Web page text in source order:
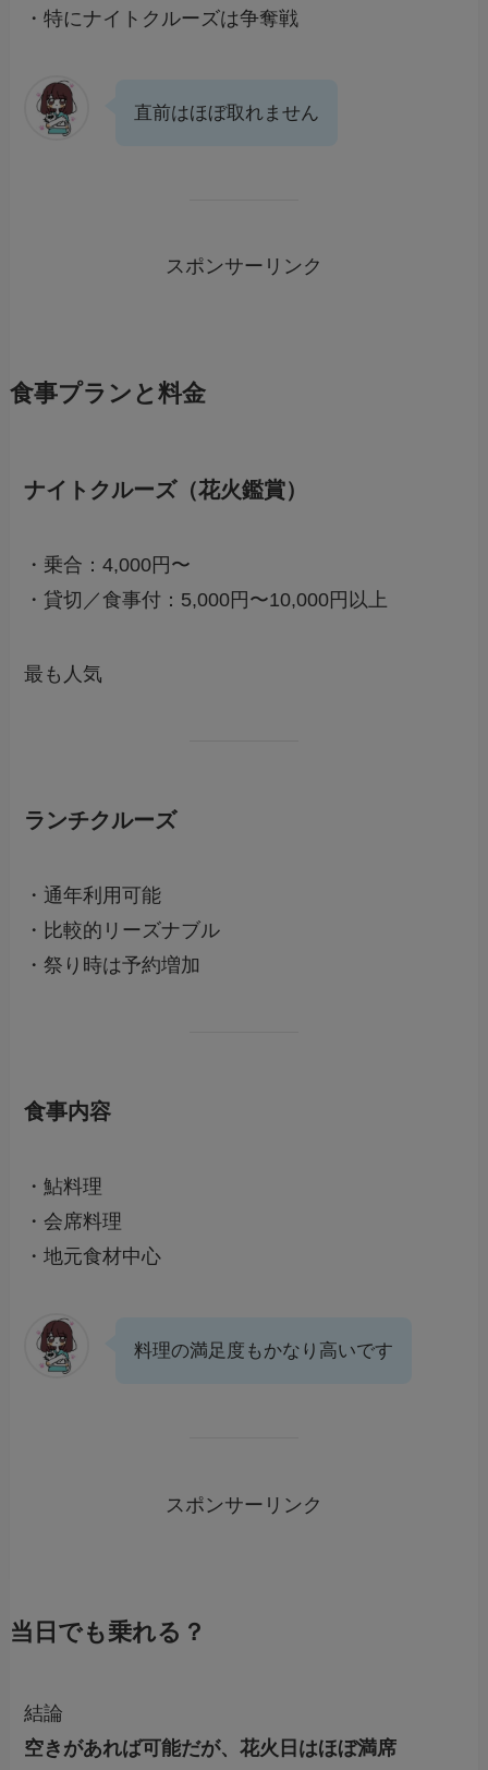
・特にナイトクルーズは争奪戦
直前はほぼ取れません
スポンサーリンク
食事プランと料金
ナイトクルーズ（花火鑑賞）
・乗合：4,000円〜
・貸切／食事付：5,000円〜10,000円以上
最も人気
ランチクルーズ
・通年利用可能
・比較的リーズナブル
・祭り時は予約増加
食事内容
・鮎料理
・会席料理
・地元食材中心
料理の満足度もかなり高いです
スポンサーリンク
当日でも乗れる？
結論
空きがあれば可能だが、花火日はほぼ満席